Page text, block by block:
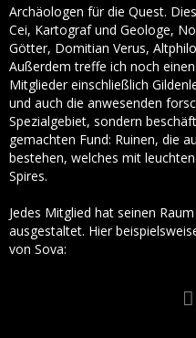
Archäologen für die Quest.
Cei, Kartograf und Geologe,
Götter, Domitian Verus,
Außerdem treffe ich noch
Mitglieder einschließlich
und auch die anwesenden
Spezialgebiet, sondern
gemachten Fund: Ruinen, die
bestehen, welches mit
Spires.
Jedes Mitglied hat seinen
ausgestaltet. Hier
von Sova: